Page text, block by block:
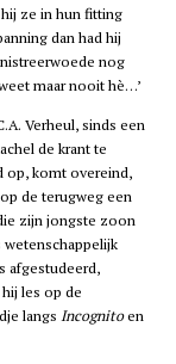
ze in hun fitting
dan had hij
nog
maar nooit hè…’
Verheul, sinds een
de krant te
op, komt overeind,
de terugweg een
zijn jongste zoon
afgestudeerd,
les op de
langs Incognitoen